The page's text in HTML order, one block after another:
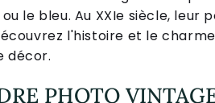
le bleu. Au XXIe siècle,
l'histoire et le
décor.
PHOTO